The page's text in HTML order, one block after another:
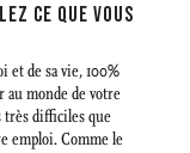
CE QUE VOUS
et de sa vie, 100%
au monde de votre
très difficiles que
emploi. Comme le